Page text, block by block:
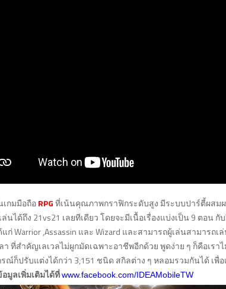
เกมมือถือRPGที่เน้นคุณภาพกราฟิกระดับสูง มีระบบปาร์ตี้ผสม
ล่นได้ถึง 21vs21 เลยทีเดียว โดยจะมีเนื้อเรื่องแบ่งเป็น 9 ตอน
ก่ Warrior ,Assassin และ Wizard และสามารถผู้เล่นสามาร
า ที่สำคัญเลเวลไม่ผูกมัดเฉพาะอาชีพอีกด้วย พูดง่าย ๆ ก็คือเรา
ณ์ก็ปรับแต่งได้กว่า 3,151 ชนิด สกิลต่าง ๆ หลอมรวมกันได้ เพื่
มูลเพิ่มเติมได้ที่www.facebook.com/IDEAMobileTW